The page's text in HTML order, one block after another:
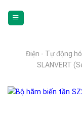
Điện - Tự động
SLANVERT